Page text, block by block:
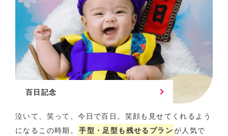
百日記念
泣いて、笑って、今日で百日。 笑顔も見せてくれるよう
になるこの時期。 手型・足型も残せるプランが人気で